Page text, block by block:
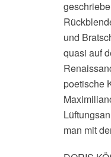
und
quasi auf
poetische
man mit